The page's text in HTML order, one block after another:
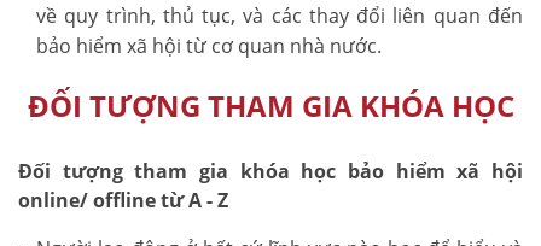
về quy trình, thủ tục, và các thay đổi liên quan đến
bảo hiểm xã hội từ cơ quan nhà nước.
ĐỐI TƯỢNG THAM GIA KHÓA HỌC
Đối tượng tham gia khóa học bảo hiểm xã hội
online/ offline từ A - Z